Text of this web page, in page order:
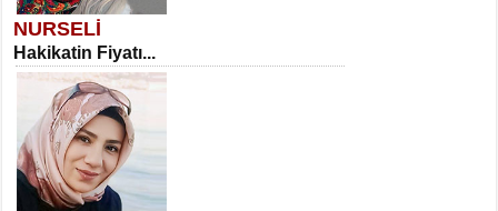
NURSELİ
Hakikatin Fiyatı...